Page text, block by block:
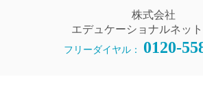
株式会社
エデュケーショナルネッ
フリーダイヤル： 0120-